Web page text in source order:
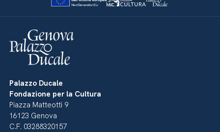
Palazzo Ducale
Fondazione per la Cultura
Piazza Matteotti 9
16123 Genova
C.F. 03288320157